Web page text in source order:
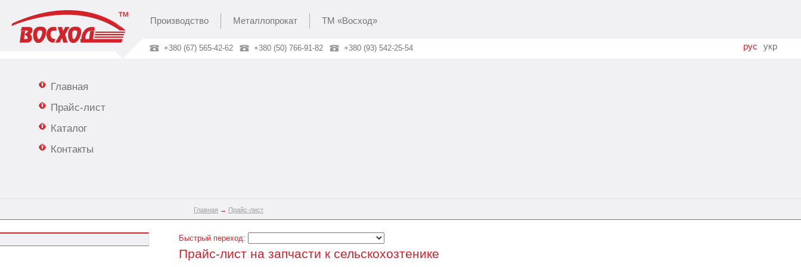
Производство Металлопрокат ТМ «Восход»
рус укр
+380 (67) 565-42-62 +380 (50) 766-91-82 +380 (93) 542-25-54
Главная
Прайс-лист
Каталог
Контакты
Главная → Прайс-лист
Быстрый переход:
Прайс-лист на запчасти к сельскохозтенике